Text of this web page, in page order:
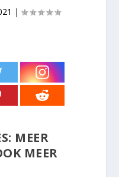
|
MEER
MEER